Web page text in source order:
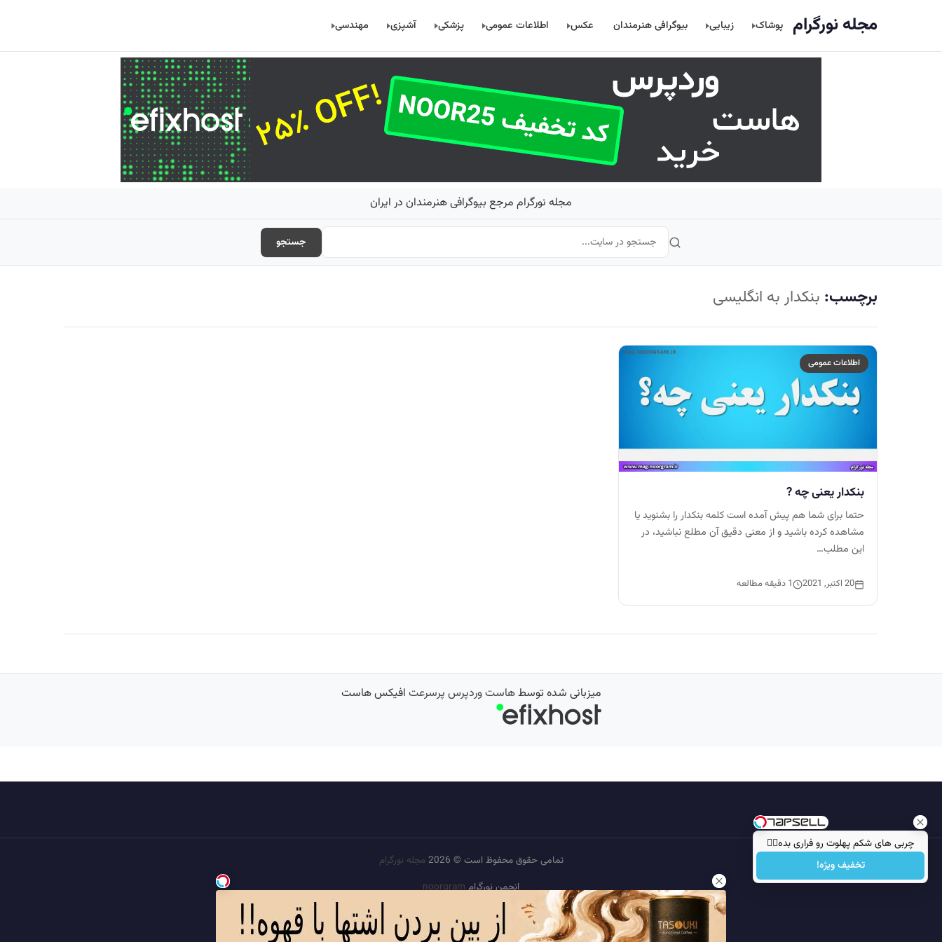
چربی های شکم پهلوت رو فراری بده👌🏻
تخفیف ویژه!
مجله نورگرام پوشاک زیبایی بیوگرافی هنرمندان عکس اطلاعات عمومی پزشکی آشپزی مهندسی
مجله نورگرام مرجع بیوگرافی هنرمندان در ایران
جستجو
برچسب: بنکدار به انگلیسی
اطلاعات عمومی
بنکدار یعنی چه ?
حتما برای شما هم پیش آمده است کلمه بنکدار را بشنوید یا
مشاهده کرده باشید و از معنی دقیق آن مطلع نباشید، در
این مطلب…
20 اکتبر, 2021 1 دقیقه مطالعه
میزبانی شده توسطهاست وردپرس پرسرعت افیکس هاست
تمامی حقوق محفوظ است © 2026
مجله نورگرام
انجمن نورگرامnoorgram
سایت هم معنی